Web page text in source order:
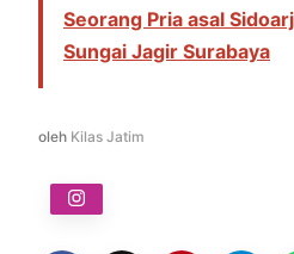
Seorang Pria asal
Sungai Jagir Surabaya
oleh Kilas Jatim